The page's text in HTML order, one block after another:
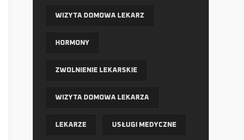
WIZYTA DOMOWA LEKARZ
HORMONY
ZWOLNIENIE LEKARSKIE
WIZYTA DOMOWA LEKARZA
LEKARZE USŁUGI MEDYCZNE